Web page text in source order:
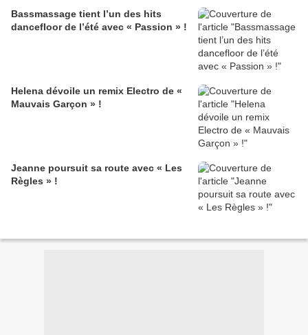
Bassmassage tient l’un des hits
dancefloor de l’été avec « Passion » !
Helena dévoile un remix Electro de «
Mauvais Garçon » !
Jeanne poursuit sa route avec « Les
Règles » !